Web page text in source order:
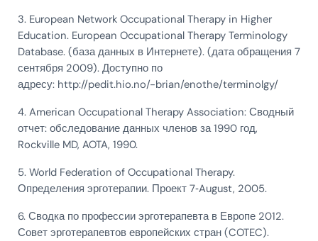
3. European Network Occupational Therapy in Higher
Education. European Occupational Therapy Terminology
Database. (база данных в Интернете). (дата обращения 7
сентября 2009). Доступно по
адресу: http://pedit.hio.no/-brian/enothe/terminolgy/
4. American Occupational Therapy Association: Сводный
отчет: обследование данных членов за 1990 год,
Rockville MD, AOTA, 1990.
5. World Federation of Occupational Therapy.
Определения эрготерапии. Проект 7‑August, 2005.
6. Сводка по профессии эрготерапевта в Европе 2012.
Совет эрготерапевтов европейских стран (COTEC).